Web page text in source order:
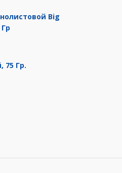
Big
75 Гр.